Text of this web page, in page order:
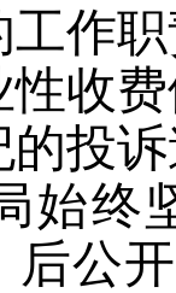
作
收
投
始终
后公